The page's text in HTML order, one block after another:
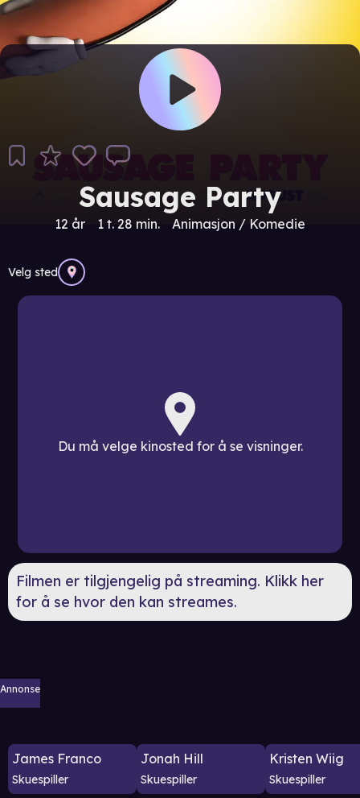
Sausage Party
12 år 1 t. 28 min. Animasjon / Komedie
Velg sted
Du må velge kinosted for å se visninger.
Filmen er tilgjengelig på streaming. Klikk her
for å se hvor den kan streames.
Annonse
James Franco
Skuespiller
Jonah Hill
Skuespiller
Kristen Wiig
Skuespiller